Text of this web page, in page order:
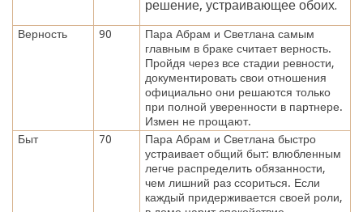
решение, устраивающее обоих.
Верность 90
Пара Абрам и Светлана самым
главным в браке считает верность.
Пройдя через все стадии ревности,
документировать свои отношения
официально они решаются только
при полной уверенности в партнере.
Измен не прощают.
Быт
70
Пара Абрам и Светлана быстро
устраивает общий быт: влюбленным
легче распределить обязанности,
чем лишний раз ссориться. Если
каждый придерживается своей роли,